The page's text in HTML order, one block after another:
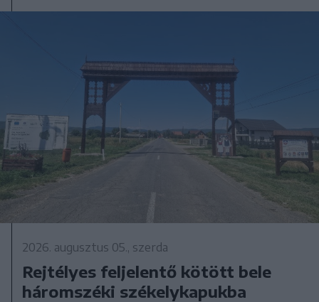
2026. augusztus 05., szerda
Rejtélyes feljelentő kötött bele
háromszéki székelykapukba